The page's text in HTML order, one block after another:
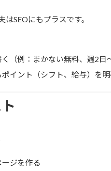
SEOにもプラスです。
（例：まかない無料、週2日
イント（シフト、給与）を明
ジを作る